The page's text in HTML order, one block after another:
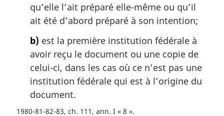
qu’elle l’ait préparé elle-même ou qu’il
ait été d’abord préparé à son intention;
b) est la première institution fédérale à
avoir reçu le document ou une copie de
celui-ci, dans les cas où ce n’est pas une
institution fédérale qui est à l’origine du
document.
1980-81-82-83, ch. 111, ann. I « 8 »